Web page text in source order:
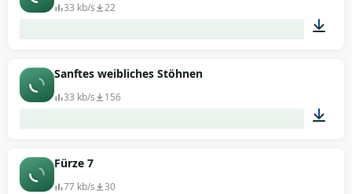
33 kb/s 22
Sanftes weibliches Stöhnen
33 kb/s 156
Fürze 7
77 kb/s 30